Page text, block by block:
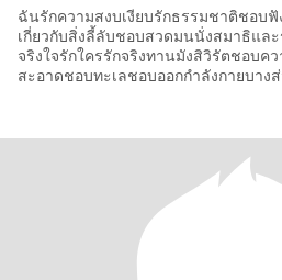
ฉันรักความสงบเงียบรักธรรมชาติชอบ
เกี่ยวกับสิ่งลี้ลับชอบสวดมนนั่งสมาธิแล
จริงใจรักใครรักจริงทานมังสิวิรัตชอบคว
สะอาดชอบทะเลชอบออกกำลังกายบาง